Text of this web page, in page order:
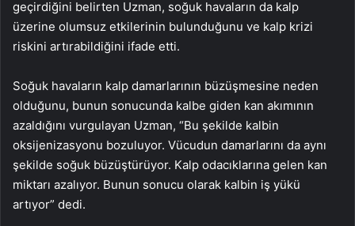
geçirdiğini belirten Uzman, soğuk havaların da kalp
üzerine olumsuz etkilerinin bulunduğunu ve kalp krizi
riskini artırabildiğini ifade etti.
Soğuk havaların kalp damarlarının büzüşmesine neden
olduğunu, bunun sonucunda kalbe giden kan akımının
azaldığını vurgulayan Uzman, “Bu şekilde kalbin
oksijenizasyonu bozuluyor. Vücudun damarlarını da aynı
şekilde soğuk büzüştürüyor. Kalp odacıklarına gelen kan
miktarı azalıyor. Bunun sonucu olarak kalbin iş yükü
artıyor” dedi.